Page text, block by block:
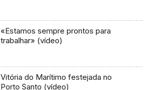
«Estamos sempre prontos para
trabalhar» (vídeo)
Vitória do Marítimo festejada no
Porto Santo (vídeo)